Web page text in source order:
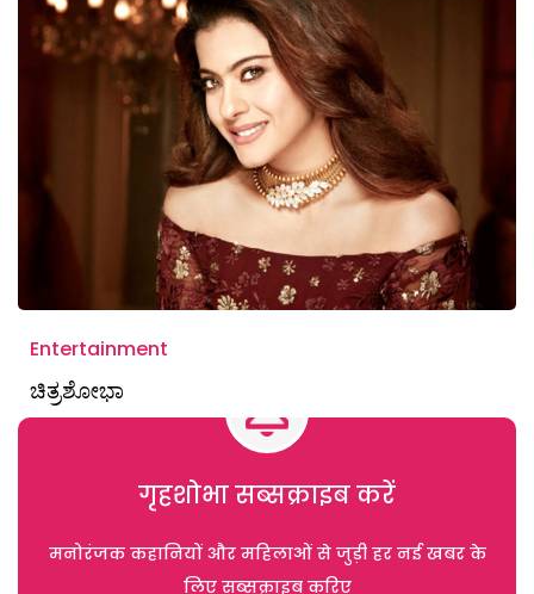
Entertainment
ಚಿತ್ರಶೋಭಾ
गृहशोभा सब्सक्राइब करें
मनोरंजक कहानियों और महिलाओं से जुड़ी हर नई खबर के
लिए सब्सक्राइब करिए